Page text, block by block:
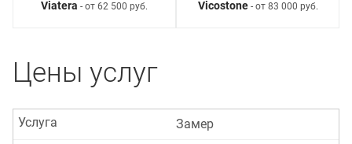
Viatera - от 62 500 руб. Vicostone- от 83 000 руб.
Цены услуг
Замер
Услуга